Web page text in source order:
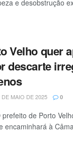
e desobstrução
Velho quer
descarte
MAIO DE 2025 0
de Porto
encaminhará à